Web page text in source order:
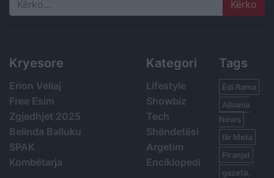
Search
Kryesore
Erion Veliaj
Free Esim
Zgjedhjet 2025
Belinda Balluku
SPAK
Kombëtarja
Kategori
Lifestyle
Showbiz
Tech
Shëndetësi
Argetim
Enciklopedi
Tags
Edi Rama
Albania
News
Ilir Meta
Piranjat
gazeta,